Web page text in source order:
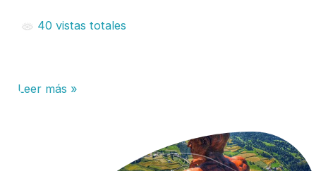
40 vistas totales
Leer más »